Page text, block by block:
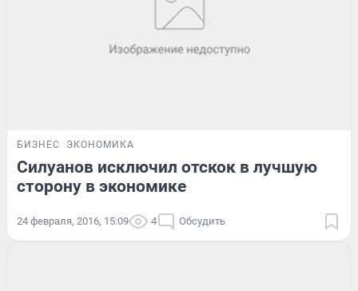
БИЗНЕС ЭКОНОМИКА
Силуанов исключил отскок в лучшую
сторону в экономике
24 февраля, 2016, 15:09 4 Обсудить